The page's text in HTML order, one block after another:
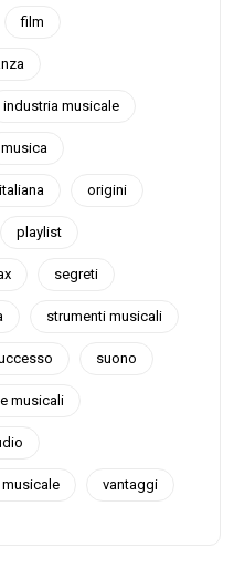
film
industria musicale
musica
origini
playlist
segreti
strumenti musicali
suono
musicali
vantaggi